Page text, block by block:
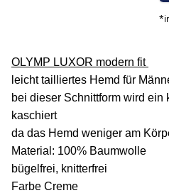
*
OLYMP LUXOR modern fit
leicht tailliertes Hemd für
bei dieser Schnittform wird ein
kaschiert
da das Hemd weniger am
Material: 100% Baumwolle
bügelfrei, knitterfrei
Farbe Creme